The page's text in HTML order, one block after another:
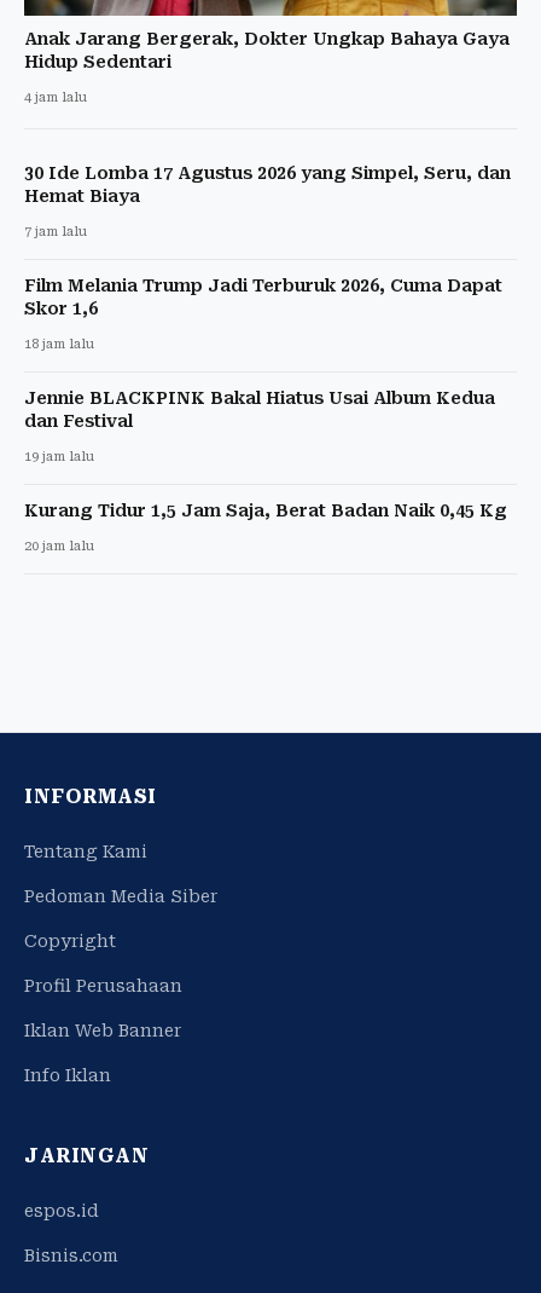
Anak Jarang Bergerak, Dokter Ungkap Bahaya Gaya
Hidup Sedentari
4 jam lalu
30 Ide Lomba 17 Agustus 2026 yang Simpel, Seru, dan
Hemat Biaya
7 jam lalu
Film Melania Trump Jadi Terburuk 2026, Cuma Dapat
Skor 1,6
18 jam lalu
Jennie BLACKPINK Bakal Hiatus Usai Album Kedua
dan Festival
19 jam lalu
Kurang Tidur 1,5 Jam Saja, Berat Badan Naik 0,45 Kg
20 jam lalu
INFORMASI
Tentang Kami
Pedoman Media Siber
Copyright
Profil Perusahaan
Iklan Web Banner
Info Iklan
JARINGAN
espos.id
Bisnis.com